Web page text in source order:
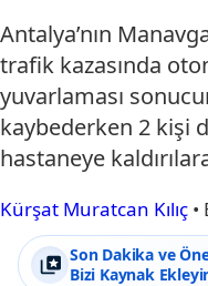
Antalya’nın
trafik kazasında
yuvarlaması
kaybederken 2 kişi
hastaneye
Kürşat Muratcan Kılıç •
Son Dakika ve
Bizi Kaynak